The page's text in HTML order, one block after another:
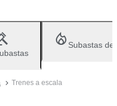
Subastas
Trenes a escala